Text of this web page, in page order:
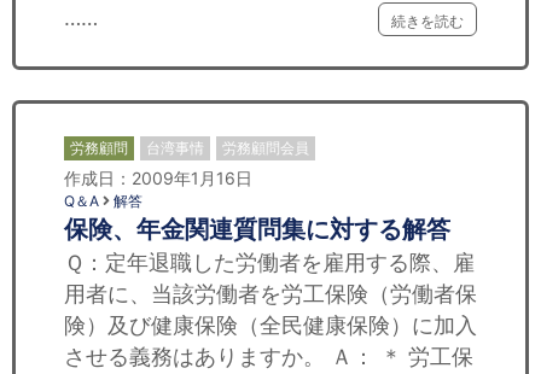
……
続きを読む
労務顧問 台湾事情 労務顧問会員
作成日：2009年1月16日
Q＆A 解答
保険、年金関連質問集に対する解答
Ｑ：定年退職した労働者を雇用する際、雇
用者に、当該労働者を労工保険（労働者保
険）及び健康保険（全民健康保険）に加入
させる義務はありますか。 Ａ： ＊ 労工保